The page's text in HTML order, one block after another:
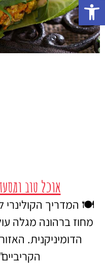
אוכל טוב
🍽️ המדריך הקולינרי
מחוז ברהונה מגלה
הדומיניקנית.